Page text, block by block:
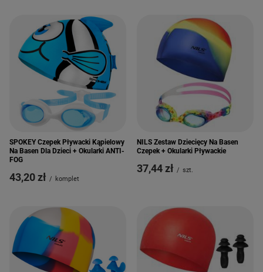
SPOKEY Czepek Pływacki Kąpielowy
Na Basen Dla Dzieci + Okularki ANTI-
FOG
43,20 zł / komplet
NILS Zestaw Dziecięcy Na Basen
Czepek + Okularki Pływackie
37,44 zł / szt.